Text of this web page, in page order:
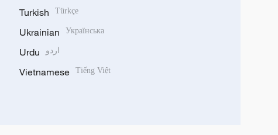
Turkish Türkçe
Ukrainian Українська
Urdu اردو
Vietnamese Tiếng Việt